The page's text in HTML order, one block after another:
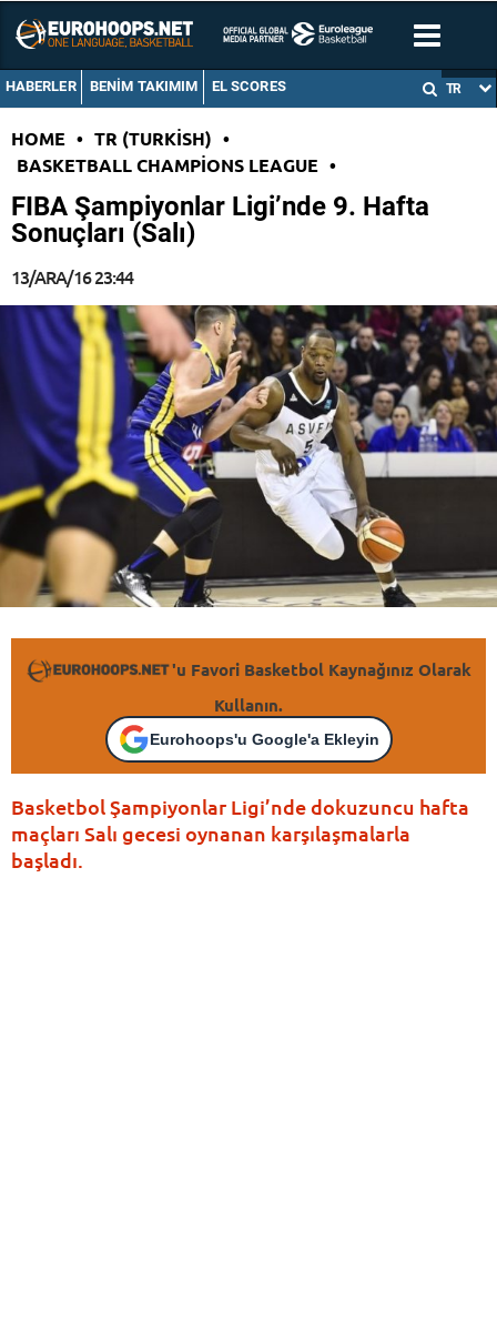
HABERLER BENIM TAKIMIM EL SCORES TR
HOME • TR (TURKISH) •
BASKETBALL CHAMPIONS LEAGUE •
FIBA Şampiyonlar Ligi’nde 9. Hafta
Sonuçları (Salı)
13/ARA/16 23:44
'u Favori Basketbol Kaynağınız Olarak
Kullanın.
Eurohoops'u Google'a Ekleyin
Basketbol Şampiyonlar Ligi’nde dokuzuncu hafta
maçları Salı gecesi oynanan karşılaşmalarla
başladı.